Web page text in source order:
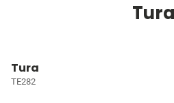
Tura
Tura
TE282